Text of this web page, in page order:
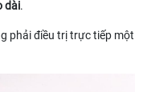
dài.
phải điều trị trực tiếp một